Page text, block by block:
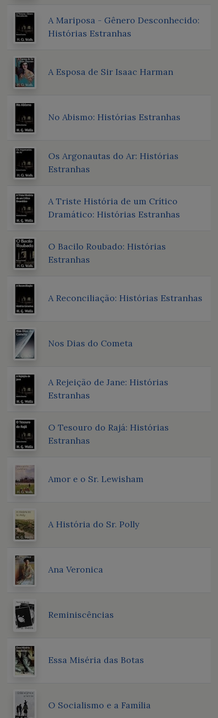
A Mariposa - Gênero Desconhecido:
Histórias Estranhas
A Esposa de Sir Isaac Harman
No Abismo: Histórias Estranhas
Os Argonautas do Ar: Histórias
Estranhas
A Triste História de um Crítico
Dramático: Histórias Estranhas
O Bacilo Roubado: Histórias
Estranhas
A Reconciliação: Histórias Estranhas
Nos Dias do Cometa
A Rejeição de Jane: Histórias
Estranhas
O Tesouro do Rajá: Histórias
Estranhas
Amor e o Sr. Lewisham
A História do Sr. Polly
Ana Veronica
Reminiscências
Essa Miséria das Botas
O Socialismo e a Família